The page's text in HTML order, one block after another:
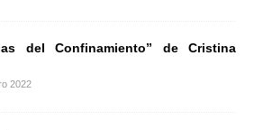
del Confinamiento” de Cristina
2022